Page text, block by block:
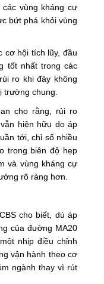
vùng kháng cự
bứt phá khỏi vùng
cơ hội tích lũy, đầu
tốt nhất trong các
ro khi đây không
trường chung.
cho rằng, rủi ro
hiện hữu do áp
tới, chỉ số nhiều
trong biên độ hẹp
và vùng kháng cự
rõ ràng hơn.
cho biết, dù áp
của đường MA20
nhịp điều chỉnh
vận hành theo cơ
ngành thay vì rút